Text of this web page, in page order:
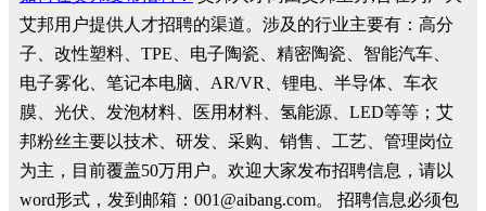
艾邦用户提供人才招聘的渠道。涉及的行业主要有：高分
子、改性塑料、TPE、电子陶瓷、精密陶瓷、智能汽车、
电子雾化、笔记本电脑、AR/VR、锂电、半导体、车衣
膜、光伏、发泡材料、医用材料、氢能源、LED等等；艾
邦粉丝主要以技术、研发、采购、销售、工艺、管理岗位
为主，目前覆盖50万用户。欢迎大家发布招聘信息，请以
word形式，发到邮箱：001@aibang.com。 招聘信息必须包